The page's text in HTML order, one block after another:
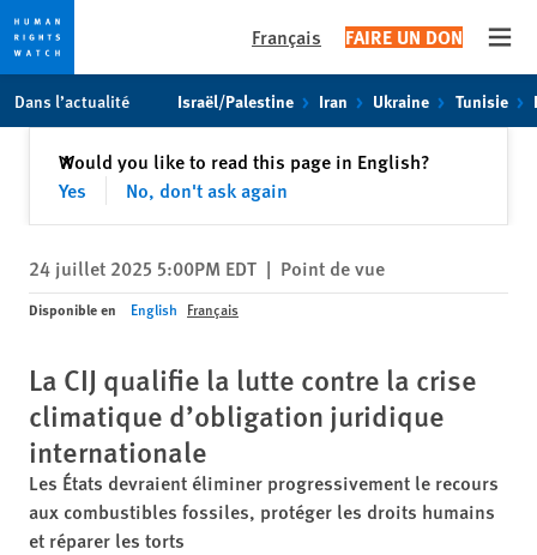
toto
content
Français FAIRE UN DON
Dans l’actualité Israël/Palestine Iran Ukraine Tunisie
Would you like to read this page in English?
Yes
No, don't ask again
✕Fermer
24 juillet 2025 5:00PM EDT | Point de vue
Disponible en English Français
La CIJ qualifie la lutte contre la crise
climatique d’obligation juridique
internationale
Les États devraient éliminer progressivement le recours
aux combustibles fossiles, protéger les droits humains
et réparer les torts